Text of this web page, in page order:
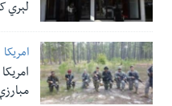
لېري
امریکا